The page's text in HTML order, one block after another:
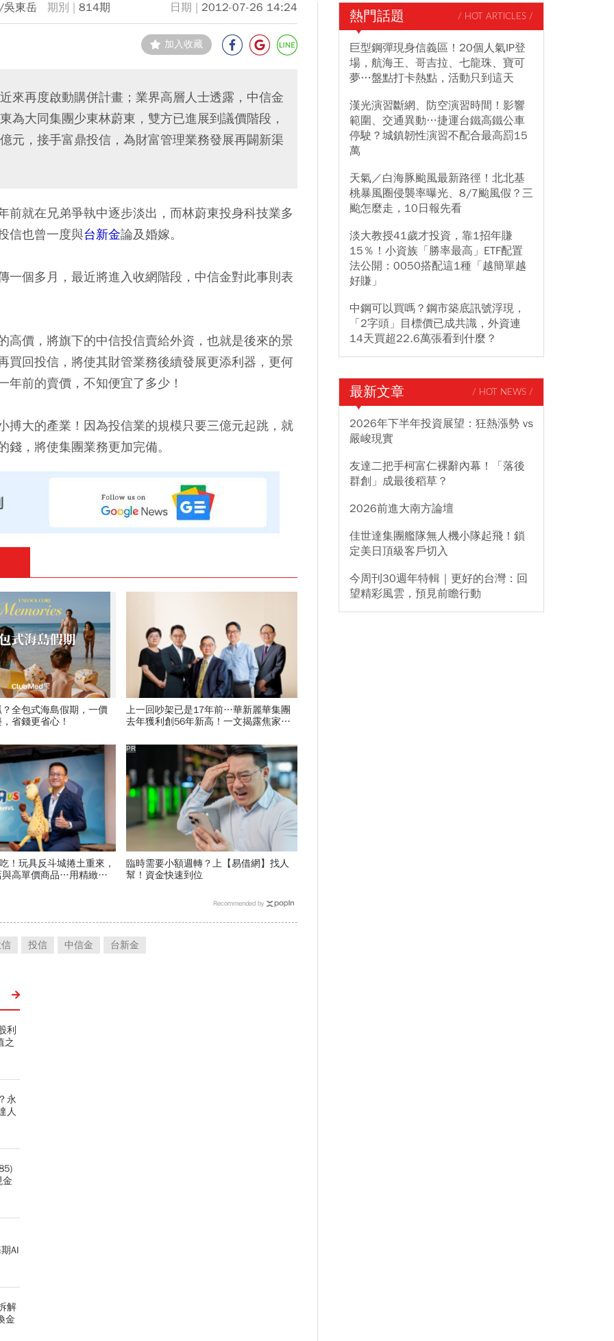
吳東岳 814期 2012-07-26 14:24
加入收藏
來再度啟動購併計畫；業界高層人士透露，中信金
為大同集團少東林蔚東，雙方已進展到議價階段，
元，接手富鼎投信，為財富管理業務發展再闢新渠
前就在兄弟爭執中逐步淡出，而林蔚東投身科技業多
信也曾一度與台新金論及婚嫁。
一個多月，最近將進入收網階段，中信金對此事則表
價，將旗下的中信投信賣給外資，也就是後來的景
買回投信，將使其財管業務後續發展更添利器，更何
前的賣價，不知便宜了多少！
搏大的產業！因為投信業的規模只要三億元起跳，就
，將使集團業務更加完備。
全包式海島假期，一價
省錢更省心！
上一回吵架已是17年前…華新麗華集團
去年獲利創56年新高！一文揭露焦家兄
！玩具反斗城捲土重來，
與高單價商品…用精緻時
臨時需要小額週轉？上【易借網】找人
幫！資金快速到位
PR
Recommended by
投信 中信金 台新金
利
之
永
人
金
AI
解
金
熱門話題 / HOT ARTICLES /
巨型鋼彈現身信義區！20個人氣IP登
場，航海王、哥吉拉、七龍珠、寶可
夢…盤點打卡熱點，活動只到這天
漢光演習斷網、防空演習時間！影響
範圍、交通異動…捷運台鐵高鐵公車
停駛？城鎮韌性演習不配合最高罰15
萬
天氣／白海豚颱風最新路徑！北北基
桃暴風圈侵襲率曝光、8/7颱風假？三
颱怎麼走，10日報先看
淡大教授41歲才投資，靠1招年賺
15％！小資族「勝率最高」ETF配置
法公開：0050搭配這1種「越簡單越
好賺」
中鋼可以買嗎？鋼市築底訊號浮現，
「2字頭」目標價已成共識，外資連
14天買超22.6萬張看到什麼？
最新文章 / HOT NEWS /
2026年下半年投資展望：狂熱漲勢 vs
嚴峻現實
友達二把手柯富仁裸辭內幕！「落後
群創」成最後稻草？
2026前進大南方論壇
佳世達集團艦隊無人機小隊起飛！鎖
定美日頂級客戶切入
今周刊30週年特輯｜更好的台灣：回
望精彩風雲，預見前瞻行動